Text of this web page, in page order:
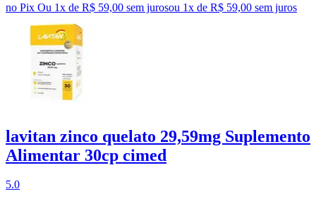
no Pix Ou 1x de R$ 59,00 sem jurosou 1x de R$ 59,00 sem juros
lavitan zinco quelato 29,59mg Suplemento
Alimentar 30cp cimed
5.0